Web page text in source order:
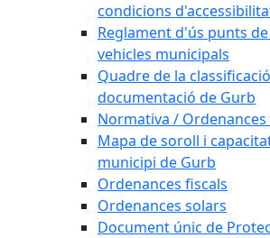
condicions
Reglament d'ús punts
vehicles municipals
Quadre de la
documentació de Gurb
Normativa / Ordenances
Mapa de soroll i
municipi de Gurb
Ordenances fiscals
Ordenances solars
Document únic de